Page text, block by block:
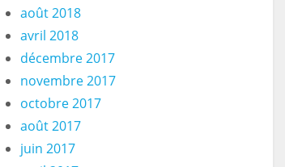
août 2018
avril 2018
décembre 2017
novembre 2017
octobre 2017
août 2017
juin 2017